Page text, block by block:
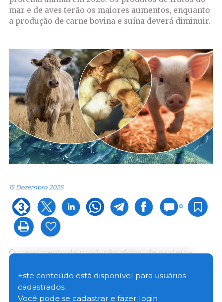
mar e de aves terão os maiores aumentos, enquanto
a produção de carne bovina e suína deverá diminuir.
15 Dezembro 2025
0
O crescimento da produção global de proteína
influenciado tanto por fatores cíclicos quanto
estruturais. Os frutos do mar seguirão como o
principal motor do crescimento da produção,
Este conteúdo está disponível para usuários
cadastrados.
Você pode se cadastrar e fazer login